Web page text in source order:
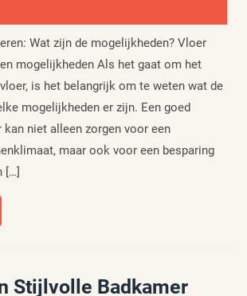
Wat zijn de mogelijkheden? Vloer
mogelijkheden Als het gaat om het
is het belangrijk om te weten wat de
mogelijkheden er zijn. Een goed
niet alleen zorgen voor een
maar ook voor een besparing
[…]
Stijlvolle Badkamer